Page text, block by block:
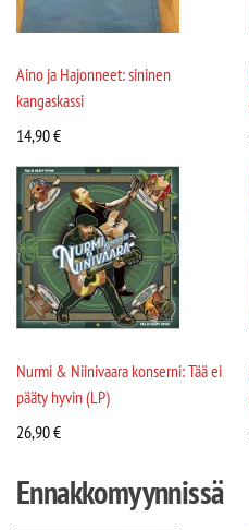
Aino ja Hajonneet: sininen
kangaskassi
14,90€
Nurmi & Niinivaara konserni: Tää ei
pääty hyvin (LP)
26,90€
Ennakkomyynnissä